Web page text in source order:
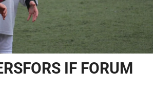
IF FORUM